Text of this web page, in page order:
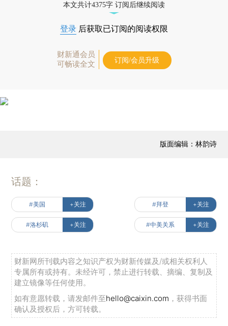
本文共计4375字 订阅后继续阅读
登录 后获取已订阅的阅读权限
财新通会员
可畅读全文
订阅/会员升级
版面编辑：林韵诗
话题：
#美国 +关注 #拜登 +关注
#洛杉矶 +关注 #中美关系 +关注
财新网所刊载内容之知识产权为财新传媒及/或相关权利人
专属所有或持有。未经许可，禁止进行转载、摘编、复制及
建立镜像等任何使用。
如有意愿转载，请发邮件至hello@caixin.com ，获得书面
确认及授权后，方可转载。